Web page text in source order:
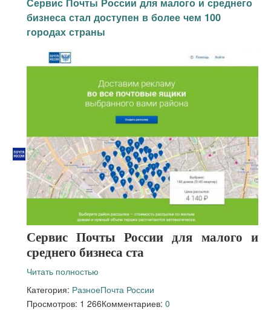
бизнеса стал доступен в более чем 100
городах страны
Сервис Почты России для малого и
среднего бизнеса ста
Читать полностью
Категория: РазноеПочта России
Просмотров: 1 266Комментариев: 0